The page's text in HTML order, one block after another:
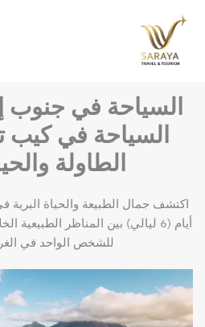
المحتوى
السياحة في كيب
الطاولة
أيام (6 ليالي) بين المناظر
للشخص الواحد في